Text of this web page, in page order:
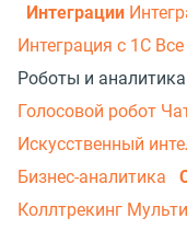
Интеграции
Интеграция с 1С
Роботы и аналитика
Голосовой робот
Искусственный
Бизнес-аналитика
Коллтрекинг